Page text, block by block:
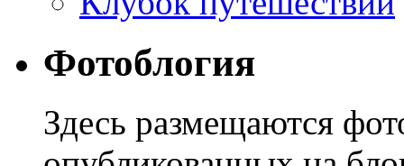
Фотоблогия
Здесь размещаются